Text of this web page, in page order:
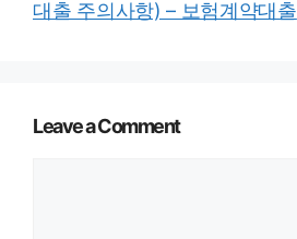
대출 주의사항) – 보험계약대출
Leave a Comment